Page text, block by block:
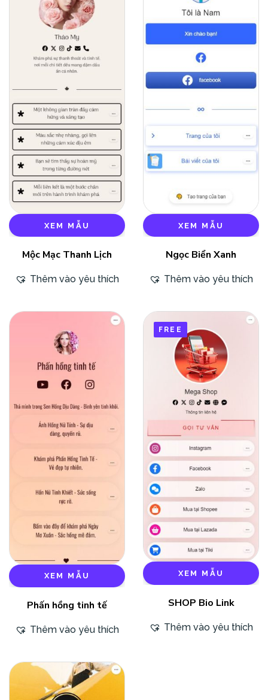
XEM MẪU
Mộc Mạc Thanh Lịch
Thêm vào yêu thích
XEM MẪU
Ngọc Biển Xanh
Thêm vào yêu thích
XEM MẪU
Phấn hồng tinh tế
Thêm vào yêu thích
FREE
XEM MẪU
SHOP Bio Link
Thêm vào yêu thích